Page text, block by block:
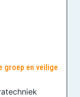
groep en veilige